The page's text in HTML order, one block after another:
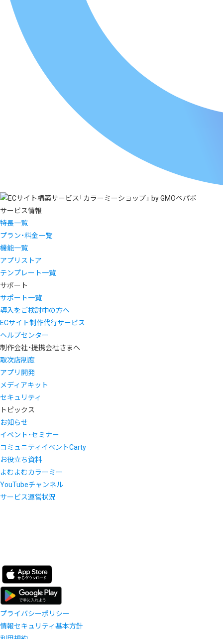
サービス情報
特長一覧
プラン・料金一覧
機能一覧
アプリストア
テンプレート一覧
サポート
サポート一覧
導入をご検討中の方へ
ECサイト制作代行サービス
ヘルプセンター
制作会社・提携会社さまへ
取次店制度
アプリ開発
メディアキット
セキュリティ
トピックス
お知らせ
イベント・セミナー
コミュニティイベントCarty
お役立ち資料
よむよむカラーミー
YouTubeチャンネル
サービス運営状況
プライバシーポリシー
情報セキュリティ基本方針